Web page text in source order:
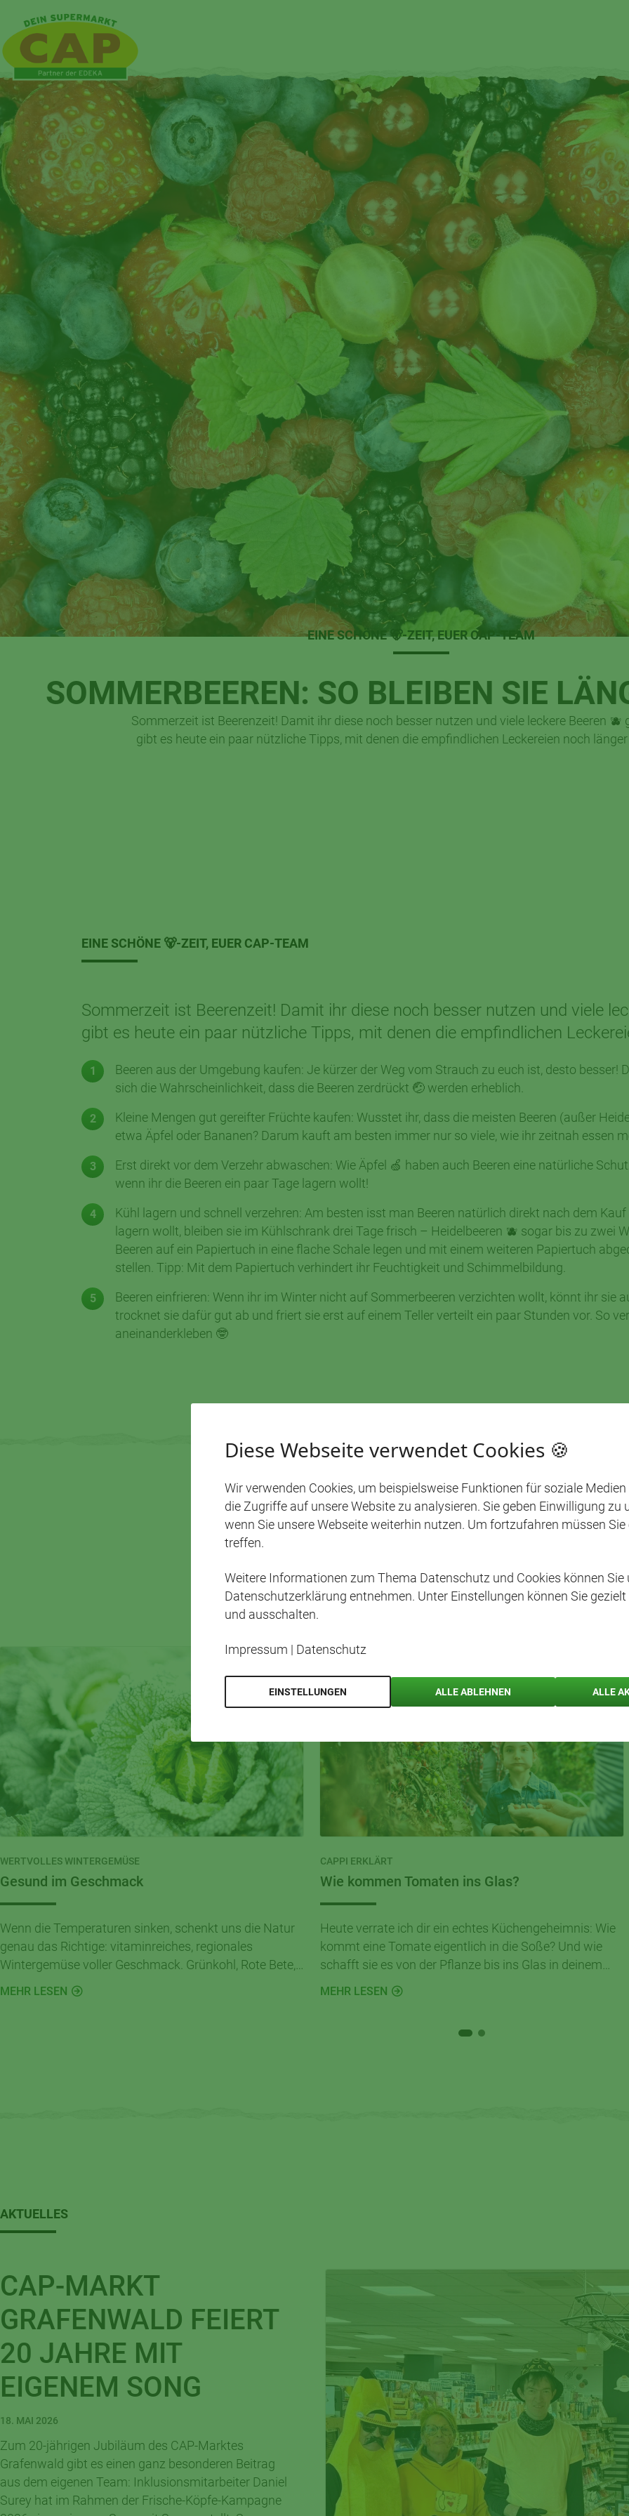
EINE SCHÖNE 🐻-ZEIT, EUER CAP-TEAM
SOMMERBEEREN: SO BLEIBEN SIE
Sommerzeit ist Beerenzeit! Damit ihr diese noch besser nutzen und viele leckere Beeren 🫐
gibt es heute ein paar nützliche Tipps, mit denen die empfindlichen Leckereien noch
EINE SCHÖNE 🐻-ZEIT, EUER CAP-TEAM
Sommerzeit ist Beerenzeit! Damit ihr diese noch besser nutzen und viele
gibt es heute ein paar nützliche Tipps, mit denen die empfindlichen
Beeren aus der Umgebung kaufen: Je kürzer der Weg vom Strauch zu euch ist, desto
sich die Wahrscheinlichkeit, dass die Beeren zerdrückt 🤕 werden erheblich.
Kleine Mengen gut gereifter Früchte kaufen: Wusstet ihr, dass die meisten Beeren (außer
etwa Äpfel oder Bananen? Darum kauft am besten immer nur so viele, wie ihr zeitnah essen
Erst direkt vor dem Verzehr abwaschen: Wie Äpfel 🍏 haben auch Beeren eine natürliche
wenn ihr die Beeren ein paar Tage lagern wollt!
Kühl lagern und schnell verzehren: Am besten isst man Beeren natürlich direkt nach dem
lagern wollt, bleiben sie im Kühlschrank drei Tage frisch – Heidelbeeren 🫐 sogar bis zu zwei
Beeren auf ein Papiertuch in eine flache Schale legen und mit einem weiteren Papiertuch
stellen. Tipp: Mit dem Papiertuch verhindert ihr Feuchtigkeit und Schimmelbildung.
Beeren einfrieren: Wenn ihr im Winter nicht auf Sommerbeeren verzichten wollt, könnt ihr sie
trocknet sie dafür gut ab und friert sie erst auf einem Teller verteilt ein paar Stunden vor. So
aneinanderkleben 🤓
DAS KÖNNTE DICH AUCH
WERTVOLLES WINTERGEMÜSE
Gesund im Geschmack
Wenn die Temperaturen sinken, schenkt uns die Natur
genau das Richtige: vitaminreiches, regionales
Wintergemüse voller Geschmack. Grünkohl, Rote Bete,
Pastinaken, Äpfel und Co. stärken unser Immunsystem
– natürlich, nachhaltig und saisonfrisch.
MEHR LESEN
CAPPI ERKLÄRT
Wie kommen Tomaten ins Glas?
Heute verrate ich dir ein echtes Küchengeheimnis: Wie
kommt eine Tomate eigentlich in die Soße? Und wie
schafft sie es von der Pflanze bis ins Glas in deinem
Küchenschrank?
MEHR LESEN
AKTUELLES
CAP-MARKT
GRAFENWALD FEIERT
20 JAHRE MIT
EIGENEM SONG
18. MAI 2026
Zum 20-jährigen Jubiläum des CAP-Marktes
Grafenwald gibt es einen ganz besonderen Beitrag
aus dem eigenen Team: Inklusionsmitarbeiter Daniel
Surey hat im Rahmen der Frische-Köpfe-Kampagne
Diese Webseite verwendet Cookies 🍪
Wir verwenden Cookies, um beispielsweise Funktionen für soziale
die Zugriffe auf unsere Website zu analysieren. Sie geben Einwilligung zu
wenn Sie unsere Webseite weiterhin nutzen. Um fortzufahren müssen Sie
treffen.
Weitere Informationen zum Thema Datenschutz und Cookies können Sie
Datenschutzerklärung entnehmen. Unter Einstellungen können Sie gezielt
und ausschalten.
Impressum | Datenschutz
EINSTELLUNGEN ALLE ABLEHNEN ALLE